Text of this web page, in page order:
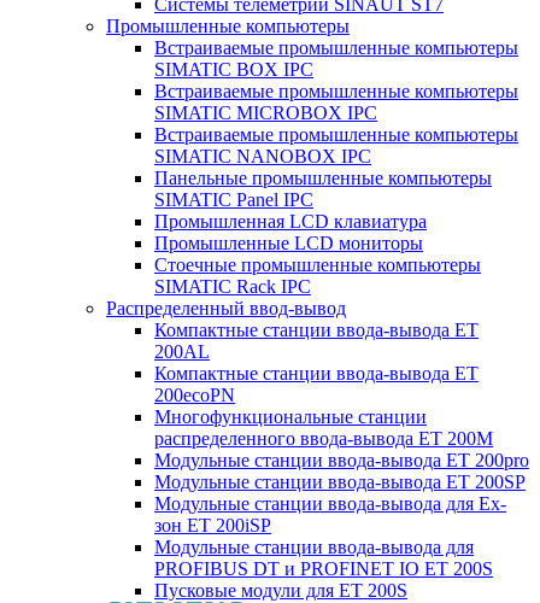
Системы телеметрии SINAUT ST7
Промышленные компьютеры
Встраиваемые промышленные компьютеры
SIMATIC BOX IPC
Встраиваемые промышленные компьютеры
SIMATIC MICROBOX IPC
Встраиваемые промышленные компьютеры
SIMATIC NANOBOX IPC
Панельные промышленные компьютеры
SIMATIC Panel IPC
Промышленная LCD клавиатура
Промышленные LCD мониторы
Стоечные промышленные компьютеры
SIMATIC Rack IPC
Распределенный ввод-вывод
Компактные станции ввода-вывода ET
200AL
Компактные станции ввода-вывода ET
200ecoPN
Многофункциональные станции
распределенного ввода-вывода ET 200M
Модульные станции ввода-вывода ET 200pro
Модульные станции ввода-вывода ET 200SP
Модульные станции ввода-вывода для Ex-
зон ET 200iSP
Модульные станции ввода-вывода для
PROFIBUS DT и PROFINET IO ET 200S
Пусковые модули для ET 200S